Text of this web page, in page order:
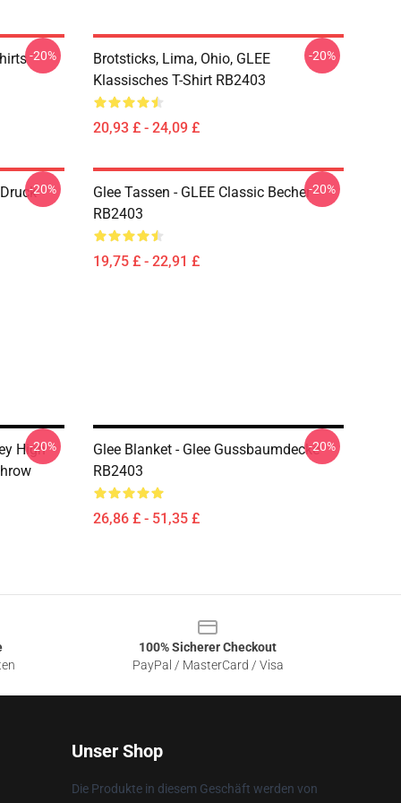
-20%
Brotsticks, Lima, Ohio, GLEE
Klassisches T-Shirt RB2403
20,93 £ - 24,09 £
-20%
-20%
Glee Tassen - GLEE Classic Becher
RB2403
19,75 £ - 22,91 £
-20%
High
-20%
Glee Blanket - Glee Gussbaumdecke
RB2403
26,86 £ - 51,35 £
-20%
100% Sicherer Checkout
PayPal / MasterCard / Visa
Unser Shop
Die Produkte in diesem Geschäft werden von